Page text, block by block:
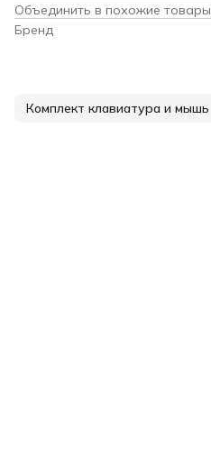
Объединить в похожие товары
Бренд
Комплект клавиатура и мышь